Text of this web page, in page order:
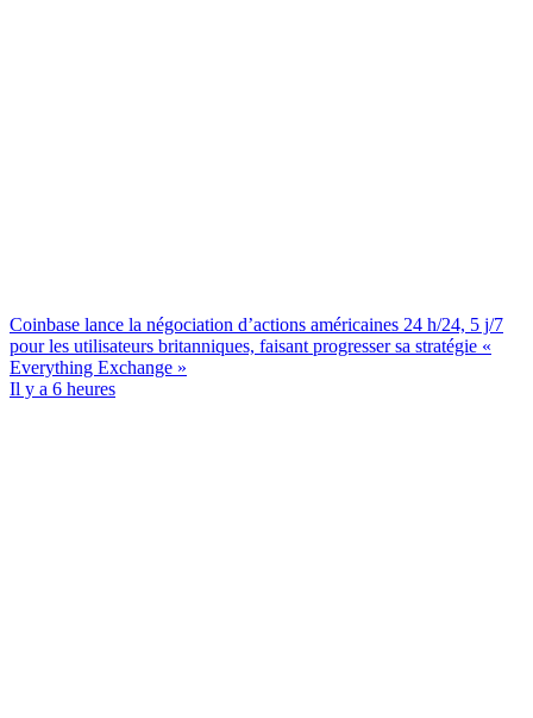
Coinbase lance la négociation d’actions américaines 24 h/24, 5 j/7
pour les utilisateurs britanniques, faisant progresser sa stratégie «
Everything Exchange »
Il y a 6 heures